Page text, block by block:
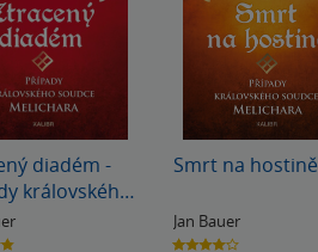
diadém -
královského
Melichara
Smrt na hostině
Jan Bauer
4.0